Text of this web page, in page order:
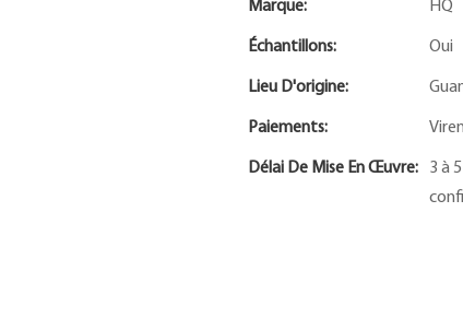
Marque: HQ
Échantillons: Oui
Lieu D'origine:
Paiements:
Délai De Mise En Œuvre:
3 à